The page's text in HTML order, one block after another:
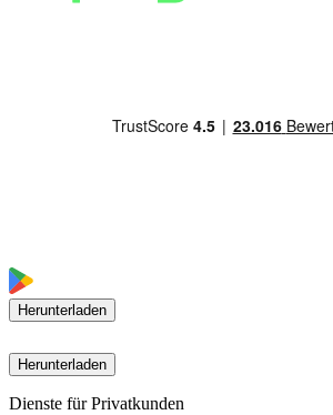
Herunterladen
Herunterladen
Dienste für Privatkunden